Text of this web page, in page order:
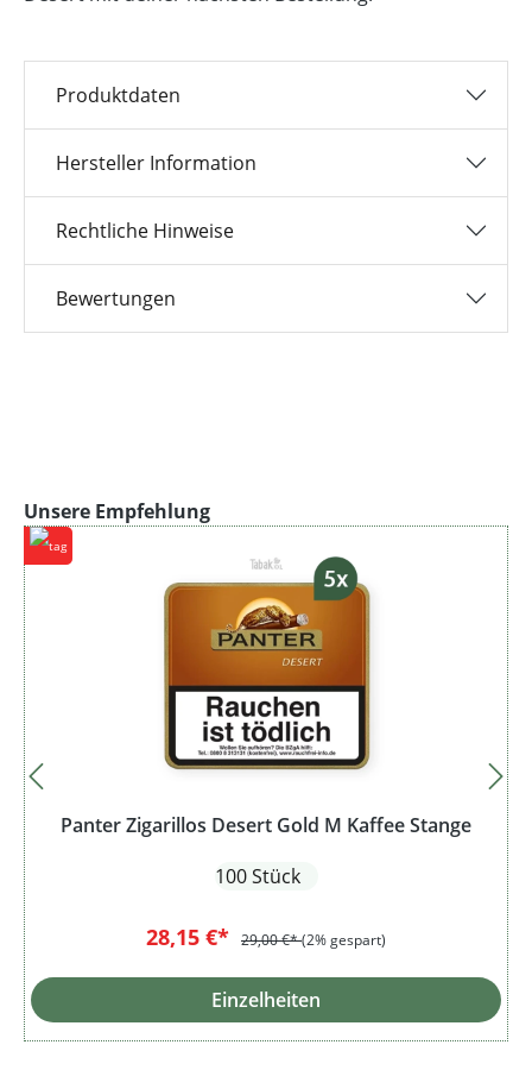
Produktdaten
Hersteller Information
Rechtliche Hinweise
Bewertungen
Produktgalerie überspringen
Unsere Empfehlung
Panter Zigarillos Desert Gold M Kaffee Stange
100 Stück
28,15 €* 29,00 €*(2% gespart)
Einzelheiten